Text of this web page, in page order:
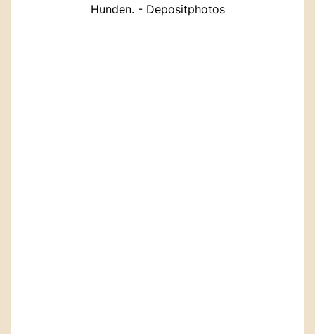
Hunden. - Depositphotos